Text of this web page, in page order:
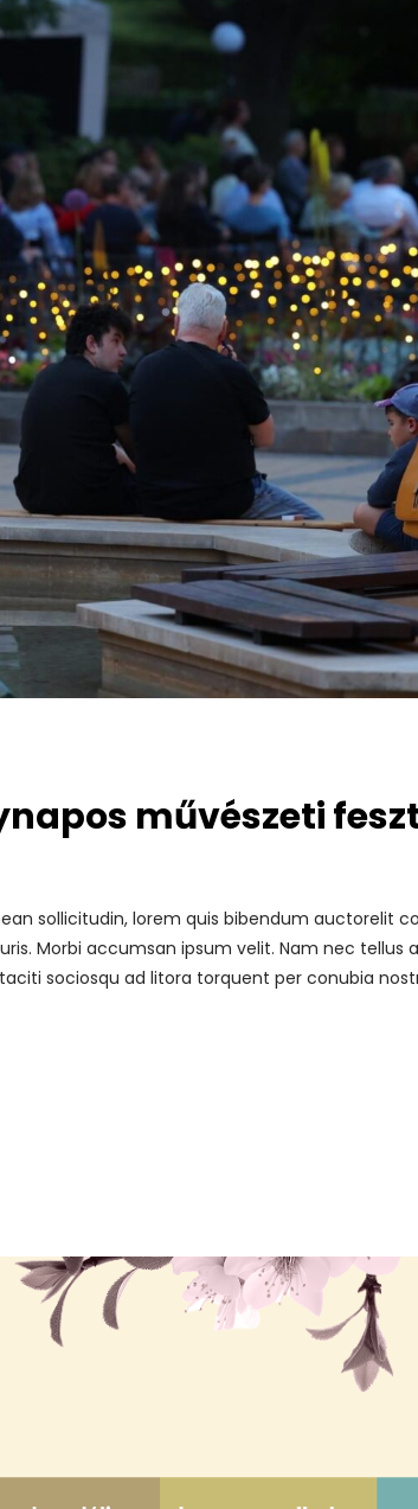
művészeti
sollicitudin, lorem quis bibendum auctorelit
Morbi accumsan ipsum velit. Nam nec tellus
sociosqu ad litora torquent per conubia